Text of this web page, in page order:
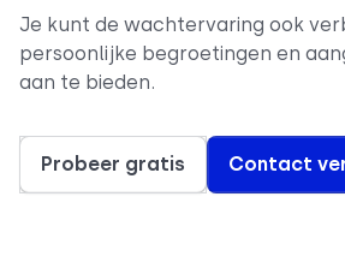
Je kunt de wachtervaring ook
persoonlijke begroetingen en
aan te bieden.
Probeer gratis Contact